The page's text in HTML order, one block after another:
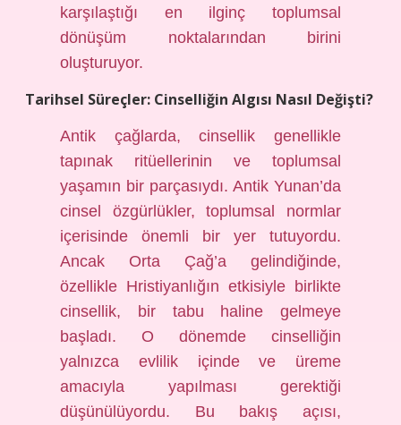
karşılaştığı en ilginç toplumsal
dönüşüm noktalarından birini
oluşturuyor.
Tarihsel Süreçler: Cinselliğin Algısı Nasıl Değişti?
Antik çağlarda, cinsellik genellikle
tapınak ritüellerinin ve toplumsal
yaşamın bir parçasıydı. Antik Yunan’da
cinsel özgürlükler, toplumsal normlar
içerisinde önemli bir yer tutuyordu.
Ancak Orta Çağ’a gelindiğinde,
özellikle Hristiyanlığın etkisiyle birlikte
cinsellik, bir tabu haline gelmeye
başladı. O dönemde cinselliğin
yalnızca evlilik içinde ve üreme
amacıyla yapılması gerektiği
düşünülüyordu. Bu bakış açısı,